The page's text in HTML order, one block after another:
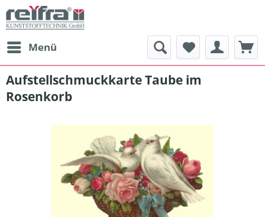
Menü
Aufstellschmuckkarte Taube im
Rosenkorb